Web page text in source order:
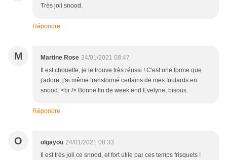
Très joli snood.
Répondre
M Martine Rose 24/01/2021 08:47
Il est chouette, je le trouve très réussi ! C'est une forme que
j'adore, j'ai même transformé certains de mes foulards en
snood. <br /> Bonne fin de week end Evelyne, bisous.
Répondre
O olgayou 24/01/2021 08:33
Il est très joli ce snood, et fort utile par ces temps frisquets !